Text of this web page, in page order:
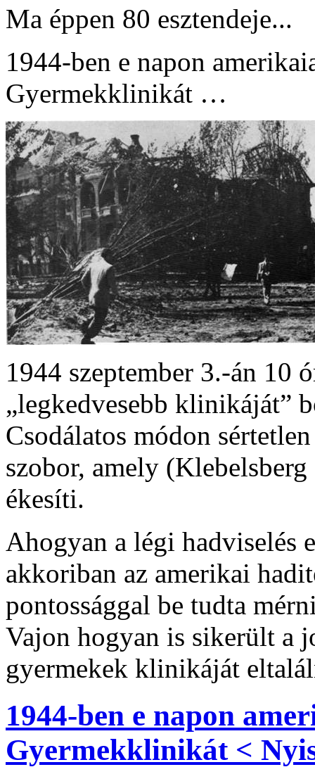
Ma éppen 80 esztendeje...
1944-ben e napon
Gyermekklinikát …
1944 szeptember 3.-án 10
„legkedvesebb klinikáját”
Csodálatos módon
szobor, amely
ékesíti.
Ahogyan a légi hadviselés
akkoriban az amerikai
pontossággal be tudta
Vajon hogyan is sikerült a
gyermekek klinikáját
1944-ben e napon
Gyermekklinikát <